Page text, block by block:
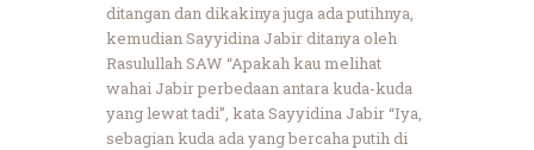
ditangan dan dikakinya juga ada putihnya,
kemudian Sayyidina Jabir ditanya oleh
Rasulullah SAW “Apakah kau melihat
wahai Jabir perbedaan antara kuda-kuda
yang lewat tadi”, kata Sayyidina Jabir “Iya,
sebagian kuda ada yang bercaha putih di